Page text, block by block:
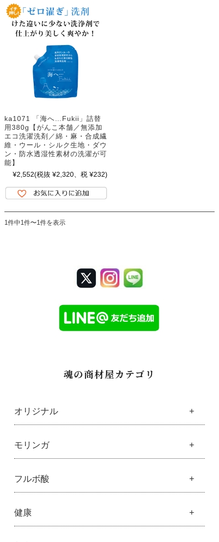
ka1071 「海へ…Fukii」詰替
用380g【がんこ本舗／無添加
エコ洗濯洗剤／綿・麻・合成繊
維・ウール・シルク生地・ダウ
ン・防水透湿性素材の洗濯が可
能】
¥2,552(税抜 ¥2,320、税 ¥232)
1件中1件〜1件を表示
魂の商材屋カテゴリ
オリジナル
魂の商材屋オリジナル
├オリジナルスキンケア
├美容液・乳液・クリーム・オイル
├アルピニエッセンス化粧品
├紫外線・ブルーライト
└
モリンガ
モリンガ
├解説 モリンガとは
├発酵モリンガ
├モリンガブライト化粧品
フルボ酸
フルボ酸
├フルボ酸 太古の泉
健康